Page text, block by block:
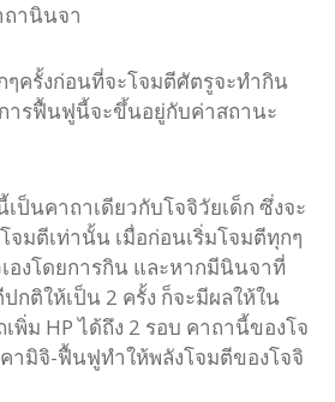
ถานินจา
ๆครั้งก่อนที่จะโจมตีศัตรูจะทำกิน
ารฟื้นฟูนี้จะขึ้นอยู่กับค่าสถานะ
เป็นคาถาเดียวกับโจจิวัยเด็ก ซึ่งจะ
จมตีเท่านั้น เมื่อก่อนเริ่มโจมตีทุกๆ
เองโดยการกิน และหากมีนินจาที่
กติให้เป็น 2 ครั้ง ก็จะมีผลให้ใน
พิ่ม HP ได้ถึง 2 รอบ คาถานี้ของโจ
ามิจิ-ฟื้นฟูทำให้พลังโจมตีของโจจิ